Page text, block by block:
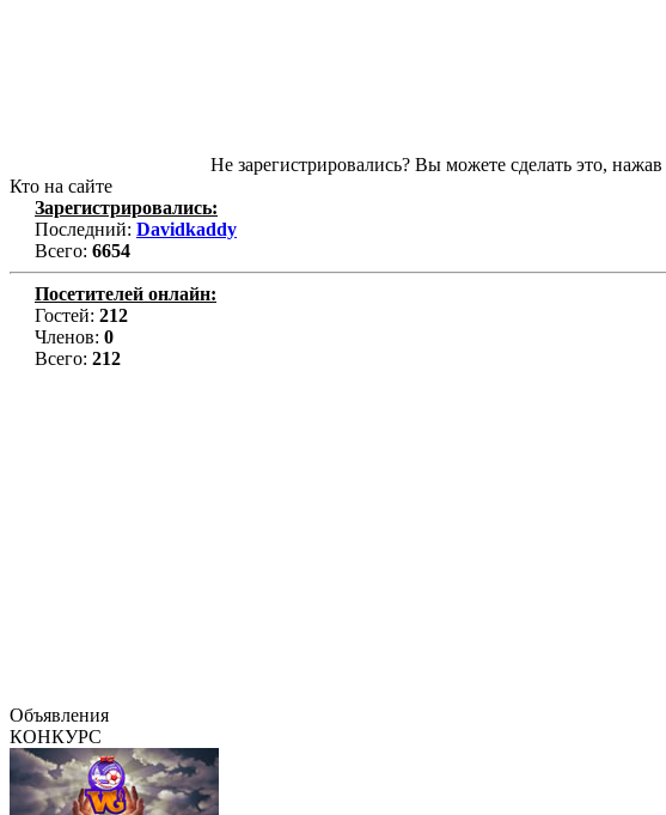
Не зарегистрировались? Вы можете сделать это, нажав
Кто на сайте
Зарегистрировались:
Последний: Davidkaddy
Всего: 6654
Посетителей онлайн:
Гостей: 212
Членов: 0
Всего: 212
Объявления
КОНКУРС